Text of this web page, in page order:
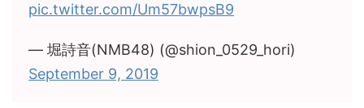
pic.twitter.com/Um57bwpsB9
— 堀詩音(NMB48) (@shion_0529_hori)
September 9, 2019